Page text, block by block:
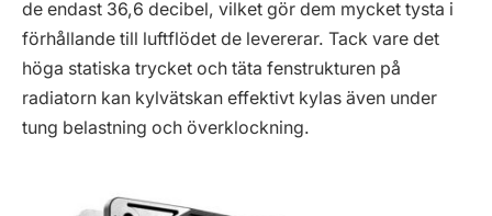
de endast 36,6 decibel, vilket gör dem mycket tysta i
förhållande till luftflödet de levererar. Tack vare det
höga statiska trycket och täta fenstrukturen på
radiatorn kan kylvätskan effektivt kylas även under
tung belastning och överklockning.